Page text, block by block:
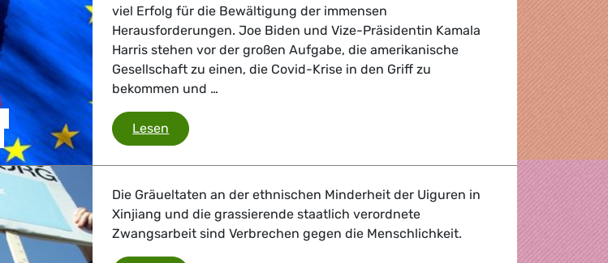
viel Erfolg für die Bewältigung der immensen
Herausforderungen. Joe Biden und Vize-Präsidentin Kamala
Harris stehen vor der großen Aufgabe, die amerikanische
Gesellschaft zu einen, die Covid-Krise in den Griff zu
bekommen und …
Lesen EU und USA müssen als enge Freunde zusammenarbeiten
Die Gräueltaten an der ethnischen Minderheit der Uiguren in
Xinjiang und die grassierende staatlich verordnete
Zwangsarbeit sind Verbrechen gegen die Menschlichkeit.